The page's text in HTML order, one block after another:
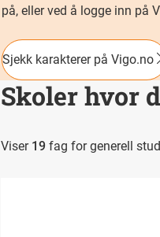
på, eller ved å logge inn på
Sjekk karakterer på Vigo.no
Skoler hvor
Viser 19 fag for generell